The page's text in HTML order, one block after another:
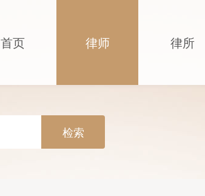
首页 律师 律所
检索